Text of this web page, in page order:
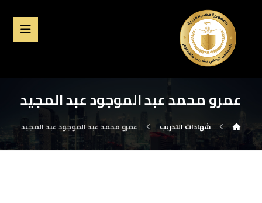
عمرو محمد عبد الموجود عبد المجيد
شهادات التدريب عمرو محمد عبد الموجود عبد المجيد